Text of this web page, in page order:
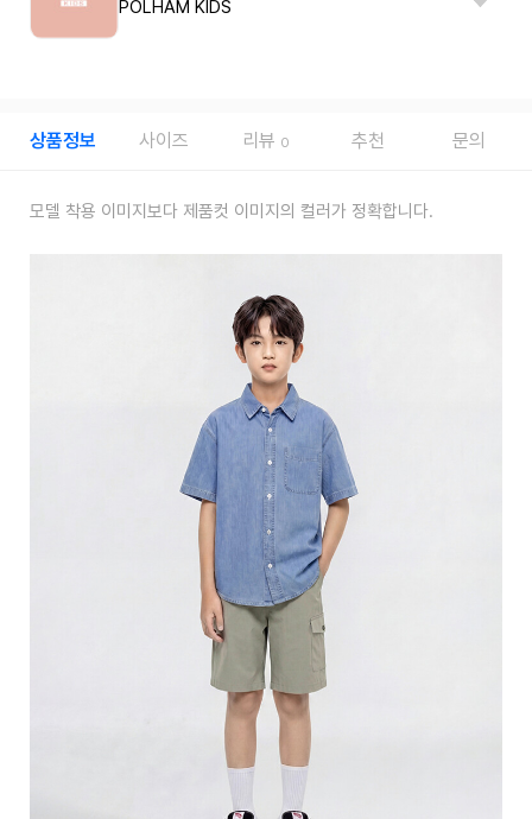
POLHAM KIDS
상품정보 사이즈 리뷰 0 추천 문의
모델 착용 이미지보다 제품컷 이미지의 컬러가 정확합니다.